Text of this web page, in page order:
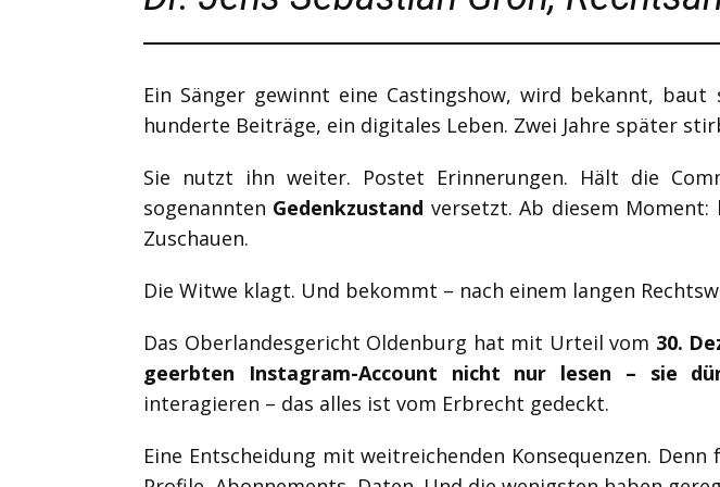
Ein Sänger gewinnt eine Castingshow, wird bekannt,
hunderte Beiträge, ein digitales Leben. Zwei Jahre später
Sie nutzt ihn weiter. Postet Erinnerungen. Hält die
sogenannten Gedenkzustand versetzt. Ab diesem
Zuschauen.
Die Witwe klagt. Und bekommt – nach einem langen
Das Oberlandesgericht Oldenburg hat mit Urteil vom 30.
geerbten Instagram-Account nicht nur lesen – sie
interagieren – das alles ist vom Erbrecht gedeckt.
Eine Entscheidung mit weitreichenden Konsequenzen.